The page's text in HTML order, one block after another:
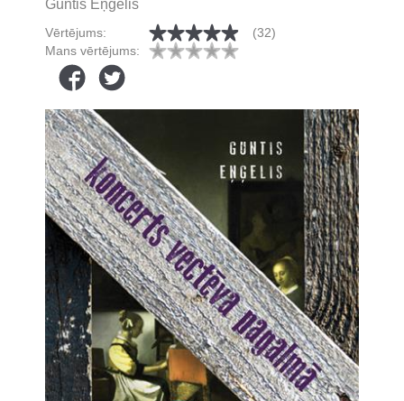
Guntis Eņģelis
Vērtējums:
(32)
Mans vērtējums: